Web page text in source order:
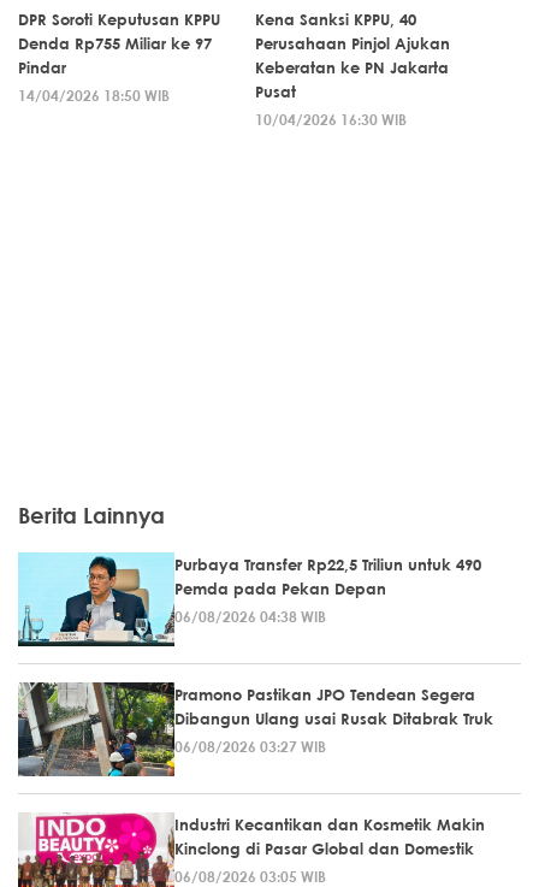
DPR Soroti Keputusan KPPU
Denda Rp755 Miliar ke 97
Pindar
14/04/2026 18:50 WIB
Kena Sanksi KPPU, 40
Perusahaan Pinjol Ajukan
Keberatan ke PN Jakarta
Pusat
10/04/2026 16:30 WIB
Berita Lainnya
Purbaya Transfer Rp22,5 Triliun untuk 490
Pemda pada Pekan Depan
06/08/2026 04:38 WIB
Pramono Pastikan JPO Tendean Segera
Dibangun Ulang usai Rusak Ditabrak Truk
06/08/2026 03:27 WIB
Industri Kecantikan dan Kosmetik Makin
Kinclong di Pasar Global dan Domestik
06/08/2026 03:05 WIB